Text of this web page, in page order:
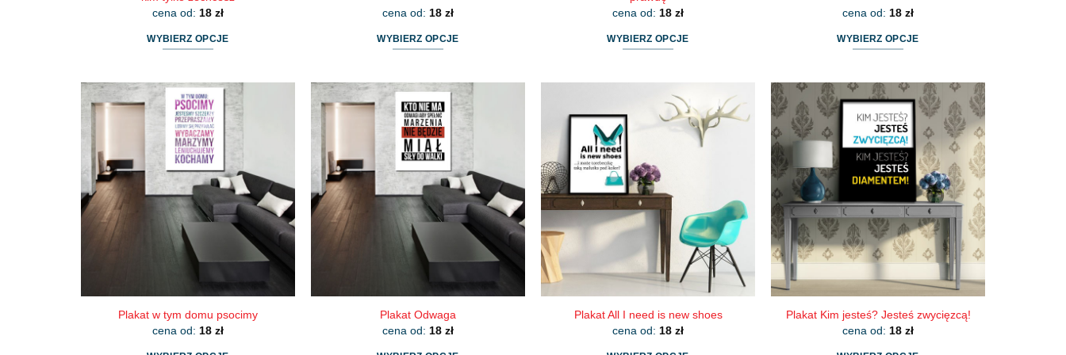
cena od: 18 zł
WYBIERZ OPCJE
ma
wiele
wariantów.
Opcje
można
wybrać
na
stronie
produktu
cena od: 18 zł
WYBIERZ OPCJE
ma
wiele
wariantów.
Opcje
można
wybrać
na
stronie
produktu
cena od: 18 zł
WYBIERZ OPCJE
wiele
wariantów.
można
wybrać
stronie
produktu
cena od: 18 zł
WYBIERZ OPCJE
ma
wiele
wariantów.
Opcje
można
wybrać
na
stronie
produktu
Plakat w tym domu psocimy
cena od: 18 zł
Plakat Odwaga
cena od: 18 zł
Plakat All I need is new shoes
cena od: 18 zł
Plakat Kim jesteś? Jesteś zwycięzcą!
cena od: 18 zł